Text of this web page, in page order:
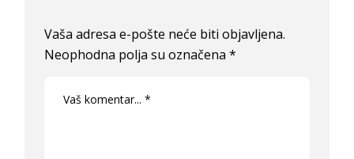
Vaša adresa e-pošte neće biti objavljena.
Neophodna polja su označena*